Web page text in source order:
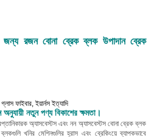
জন্য রজন বোনা ব্রেক ব্লক উপাদান ব্রেক
ফাইবার, ইয়ার্নস ইত্যাদি
নতুন পণ্য বিকাশের ক্ষমতা।
অ্যাসবেস্টস এবং নন অ্যাসবেস্টস বোনা ব্রেক ব্লক
খনির মেশিনগুলির হ্রাস এবং ব্রেকিংয়ে ব্যাপকভাবে